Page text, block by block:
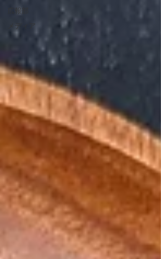
広報部
メディア